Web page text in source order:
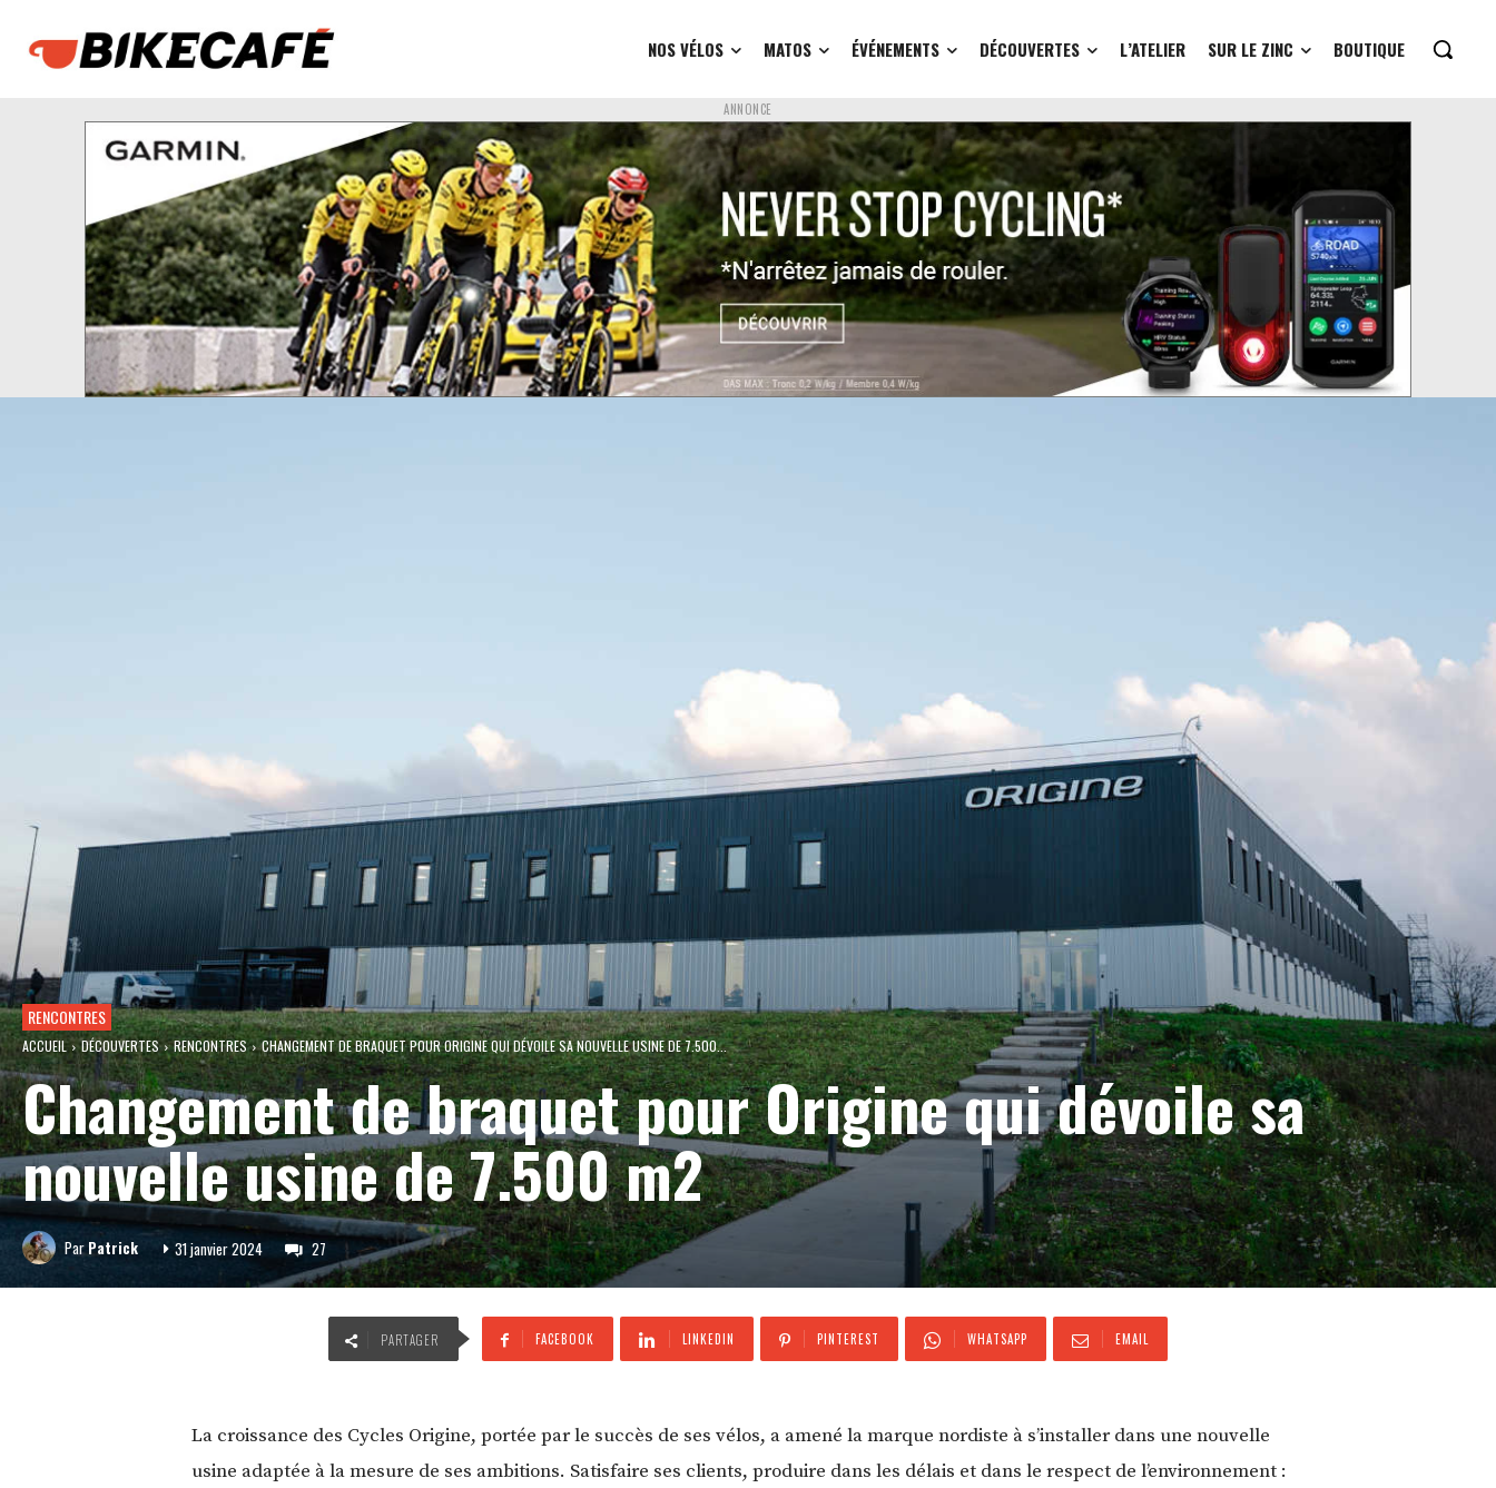
NOS VÉLOS MATOS ÉVÉNEMENTS DÉCOUVERTES L’ATELIER SUR LE ZINC BOUTIQUE
ANNONCE
RENCONTRES
ACCUEIL DÉCOUVERTES RENCONTRES CHANGEMENT DE BRAQUET POUR ORIGINE QUI DÉVOILE SA NOUVELLE USINE DE 7.500...
Changement de braquet pour Origine qui dévoile sa
nouvelle usine de 7.500 m2
Par Patrick 31 janvier 2024 27
PARTAGER FACEBOOK LINKEDIN PINTEREST WHATSAPP EMAIL
La croissance des Cycles Origine, portée par le succès de ses vélos, a amené la marque nordiste à s’installer dans une nouvelle
usine adaptée à la mesure de ses ambitions. Satisfaire ses clients, produire dans les délais et dans le respect de l’environnement :